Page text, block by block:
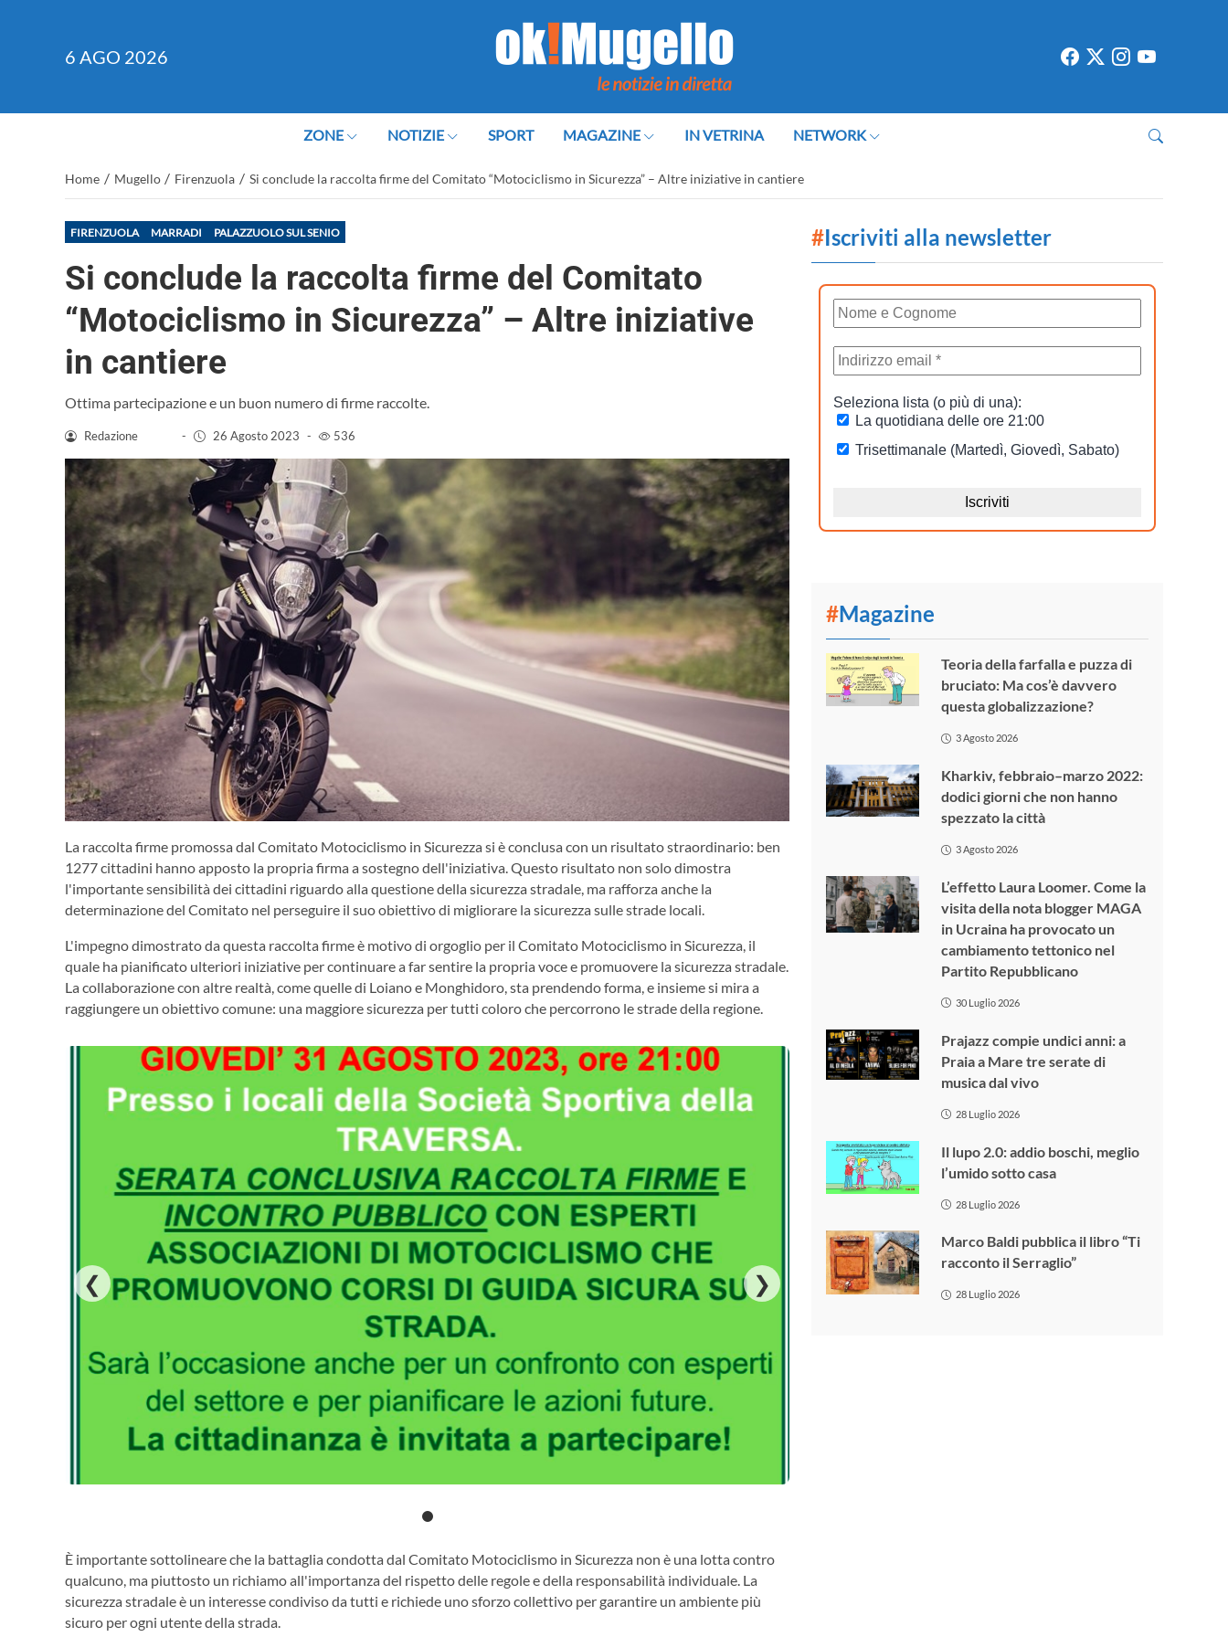
6 AGO 2026
ZONE NOTIZIE SPORT MAGAZINE IN VETRINA NETWORK
Home / Mugello / Firenzuola / Si conclude la raccolta firme del Comitato “Motociclismo in Sicurezza” – Altre iniziative in cantiere
FIRENZUOLA MARRADI PALAZZUOLO SUL SENIO
Si conclude la raccolta firme del Comitato
“Motociclismo in Sicurezza” – Altre iniziative
in cantiere
Ottima partecipazione e un buon numero di firme raccolte.
Redazione - 26 Agosto 2023 - 536
La raccolta firme promossa dal Comitato Motociclismo in Sicurezza si è conclusa con un risultato straordinario: ben
1277 cittadini hanno apposto la propria firma a sostegno dell'iniziativa. Questo risultato non solo dimostra
l'importante sensibilità dei cittadini riguardo alla questione della sicurezza stradale, ma rafforza anche la
determinazione del Comitato nel perseguire il suo obiettivo di migliorare la sicurezza sulle strade locali.
L'impegno dimostrato da questa raccolta firme è motivo di orgoglio per il Comitato Motociclismo in Sicurezza, il
quale ha pianificato ulteriori iniziative per continuare a far sentire la propria voce e promuovere la sicurezza stradale.
La collaborazione con altre realtà, come quelle di Loiano e Monghidoro, sta prendendo forma, e insieme si mira a
raggiungere un obiettivo comune: una maggiore sicurezza per tutti coloro che percorrono le strade della regione.
❮ ❯
È importante sottolineare che la battaglia condotta dal Comitato Motociclismo in Sicurezza non è una lotta contro
qualcuno, ma piuttosto un richiamo all'importanza del rispetto delle regole e della responsabilità individuale. La
sicurezza stradale è un interesse condiviso da tutti e richiede uno sforzo collettivo per garantire un ambiente più
sicuro per ogni utente della strada.
#Iscriviti alla newsletter
#Magazine
Teoria della farfalla e puzza di
bruciato: Ma cos’è davvero
questa globalizzazione?
3 Agosto 2026
Kharkiv, febbraio–marzo 2022:
dodici giorni che non hanno
spezzato la città
3 Agosto 2026
L’effetto Laura Loomer. Come la
visita della nota blogger MAGA
in Ucraina ha provocato un
cambiamento tettonico nel
Partito Repubblicano
30 Luglio 2026
Prajazz compie undici anni: a
Praia a Mare tre serate di
musica dal vivo
28 Luglio 2026
Il lupo 2.0: addio boschi, meglio
l’umido sotto casa
28 Luglio 2026
Marco Baldi pubblica il libro “Ti
racconto il Serraglio”
28 Luglio 2026